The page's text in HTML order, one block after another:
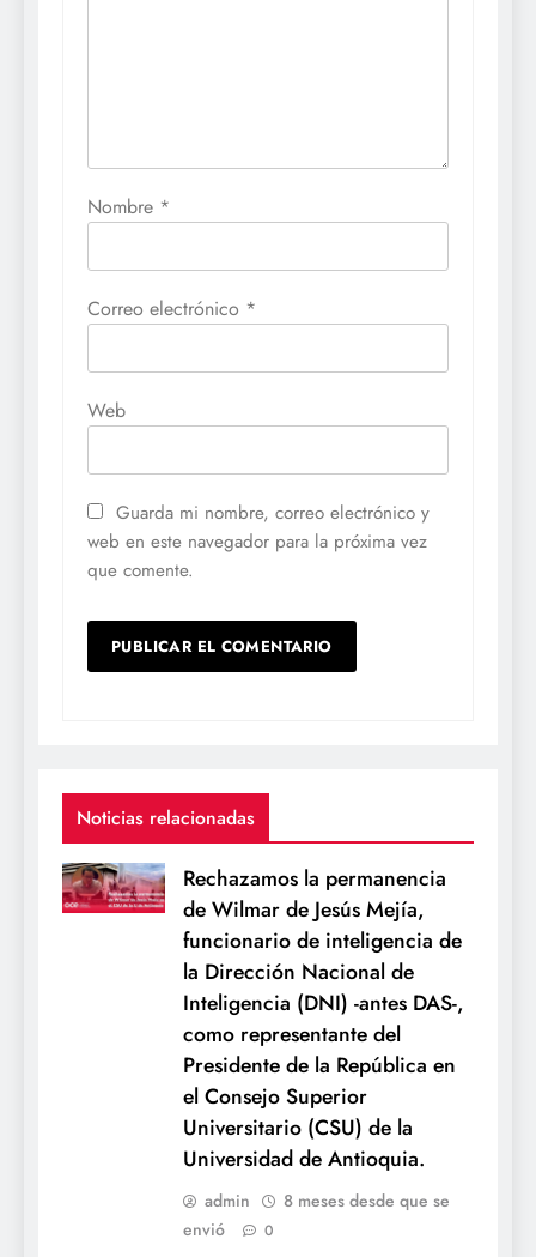
Nombre *
Correo electrónico *
Web
Guarda mi nombre, correo electrónico y
web en este navegador para la próxima vez
que comente.
Noticias relacionadas
Rechazamos la permanencia
de Wilmar de Jesús Mejía,
funcionario de inteligencia de
la Dirección Nacional de
Inteligencia (DNI) -antes DAS-,
como representante del
Presidente de la República en
el Consejo Superior
Universitario (CSU) de la
Universidad de Antioquia.
admin
8 meses desde que se
envió
0